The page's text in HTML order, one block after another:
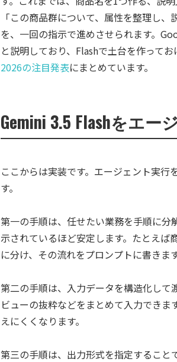
「この商品群について、属性を整理し
を、一回の指示で進めさせられます。
と説明しており、Flashで土台を作って
2026の注目発表にまとめています。
Gemini 3.5 Flashをエ
ここからは実装です。エージェント実
す。
第一の手順は、任せたい業務を手順に分
示されているほど安定します。たとえば
に分け、その流れをプロンプトに書きま
第二の手順は、入力データを構造化し
ビューの抜粋などをまとめて入力でき
えにくくなります。
第三の手順は、出力形式を指定すること